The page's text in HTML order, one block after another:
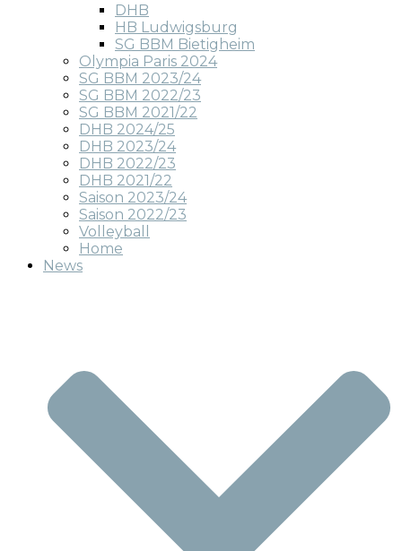
DHB
HB Ludwigsburg
SG BBM Bietigheim
Olympia Paris 2024
SG BBM 2023/24
SG BBM 2022/23
SG BBM 2021/22
DHB 2024/25
DHB 2023/24
DHB 2022/23
DHB 2021/22
Saison 2023/24
Saison 2022/23
Volleyball
Home
News